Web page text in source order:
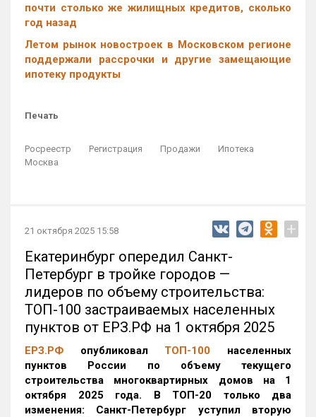
почти столько же жилищных кредитов, сколько
год назад
Летом рынок новостроек в Московском регионе
поддержали рассрочки и другие замещающие
ипотеку продукты
Печать
Росреестр Регистрация Продажи
Ипотека
Москва
21 октября 2025 15:58 +
Екатеринбург опередил Санкт-
Петербург в тройке городов —
лидеров по объему строительства:
ТОП-100 застраиваемых населенных
пунктов от ЕРЗ.РФ на 1 октября 2025
ЕРЗ.РФ опубликовал ТОП-100 населенных
пунктов России по объему текущего
строительства многоквартирных домов на 1
октября 2025 года. В ТОП-20 только два
изменения: Санкт-Петербург уступил вторую